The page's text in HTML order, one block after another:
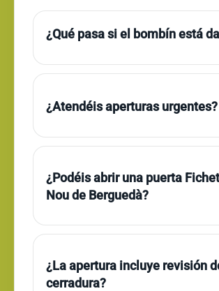
¿Qué pasa si el bombín está
¿Atendéis aperturas urgentes?
¿Podéis abrir una puerta
Nou de Berguedà?
¿La apertura incluye revisión
cerradura?